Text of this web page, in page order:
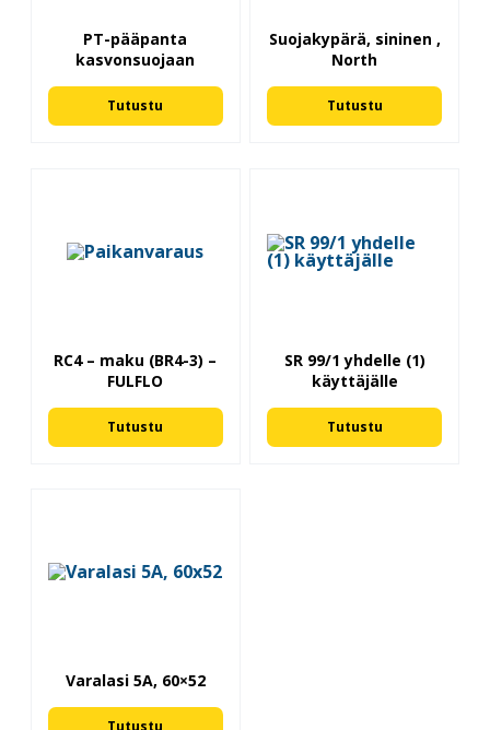
PT-pääpanta
kasvonsuojaan
Tutustu
Suojakypärä, sininen ,
North
Tutustu
RC4 – maku (BR4-3) –
FULFLO
Tutustu
SR 99/1 yhdelle (1)
käyttäjälle
Tutustu
Varalasi 5A, 60×52